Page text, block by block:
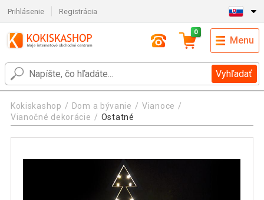
Prihlásenie Registrácia
Vyhľadať
0
Menu
Kokiskashop Dom a bývanie
Vianoce
Vianočné dekorácie
Ostatné